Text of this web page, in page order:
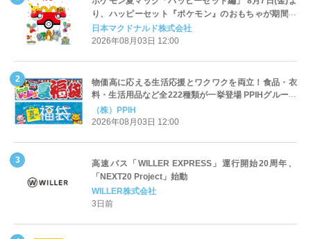
り、ハッピーセット『ポケモン』のおもちゃが期間限
定登場
日本マクドナルド株式会社
2026年08月03日 12:00
物価高に応える生活応援とワクワクを両立！食品・衣
料・生活用品など全222種類が一挙登場 PPIHグループ
「夏福袋」＆セール 8月6日(木)より順次スタート
（株）PPIH
2026年08月03日 12:00
高速バス「WILLER EXPRESS」運行開始20周年、
「NEXT20 Project」始動
WILLER株式会社
3日前